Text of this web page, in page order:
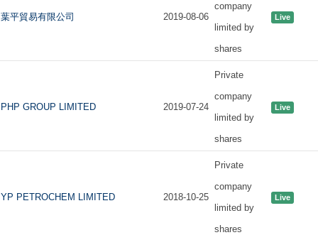
葉平貿易有限公司 2019-08-06
company
limited by
shares
Live
PHP GROUP LIMITED 2019-07-24
Private
company
limited by
shares
Live
YP PETROCHEM LIMITED 2018-10-25
Private
company
limited by
shares
Live